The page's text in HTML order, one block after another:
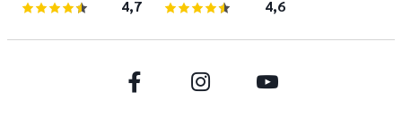
4,7 sur 5 étoiles 4,6sur 5 étoiles
Facebook Instagram Youtube